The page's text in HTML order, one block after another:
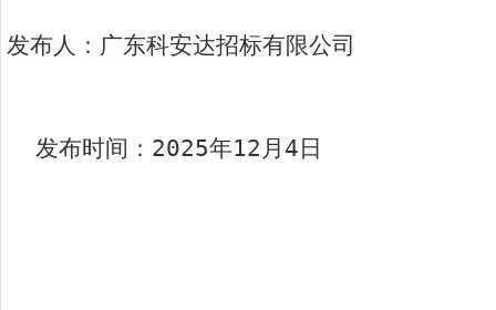
发布人：广东科安达招标有限公司
发布时间：2025年12月4日